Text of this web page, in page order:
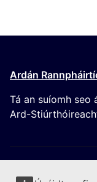
Ardán
Tá an suíomh seo
Ard-